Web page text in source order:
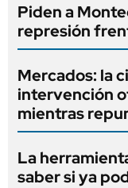
Piden a
represión
Mercados: la
intervención
mientras
La
saber si ya